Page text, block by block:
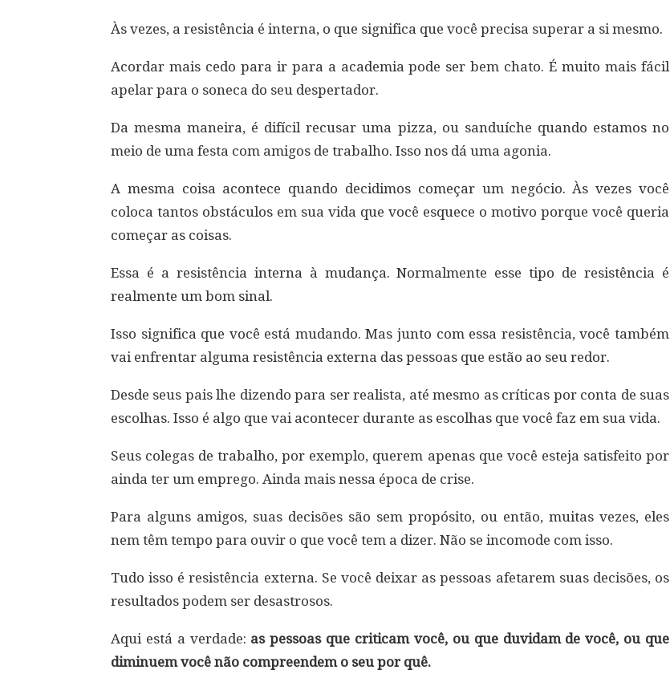
Às vezes, a resistência é interna, o que significa que você precisa superar a si mesmo.
Acordar mais cedo para ir para a academia pode ser bem chato. É muito mais fácil
apelar para o soneca do seu despertador.
Da mesma maneira, é difícil recusar uma pizza, ou sanduíche quando estamos no
meio de uma festa com amigos de trabalho. Isso nos dá uma agonia.
A mesma coisa acontece quando decidimos começar um negócio. Às vezes você
coloca tantos obstáculos em sua vida que você esquece o motivo porque você queria
começar as coisas.
Essa é a resistência interna à mudança. Normalmente esse tipo de resistência é
realmente um bom sinal.
Isso significa que você está mudando. Mas junto com essa resistência, você também
vai enfrentar alguma resistência externa das pessoas que estão ao seu redor.
Desde seus pais lhe dizendo para ser realista, até mesmo as críticas por conta de suas
escolhas. Isso é algo que vai acontecer durante as escolhas que você faz em sua vida.
Seus colegas de trabalho, por exemplo, querem apenas que você esteja satisfeito por
ainda ter um emprego. Ainda mais nessa época de crise.
Para alguns amigos, suas decisões são sem propósito, ou então, muitas vezes, eles
nem têm tempo para ouvir o que você tem a dizer. Não se incomode com isso.
Tudo isso é resistência externa. Se você deixar as pessoas afetarem suas decisões, os
resultados podem ser desastrosos.
Aqui está a verdade: as pessoas que criticam você, ou que duvidam de você, ou que
diminuem você não compreendem o seu por quê.